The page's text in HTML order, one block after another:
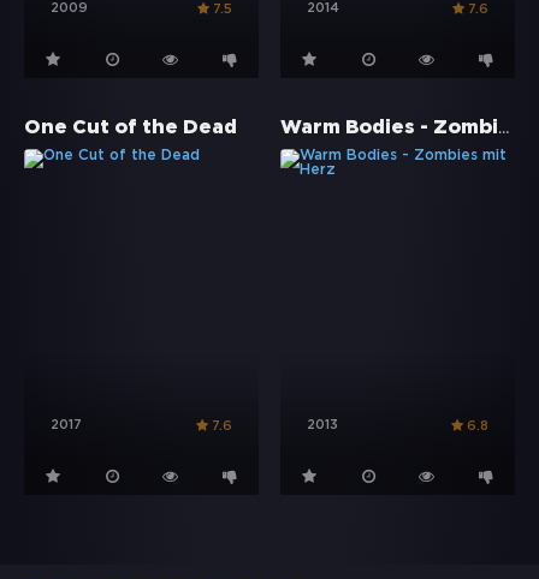
2009 7.5 2014 7.6
One Cut of the Dead
2017 7.6
Warm Bodies - Zombies mit Herz
2013 6.8